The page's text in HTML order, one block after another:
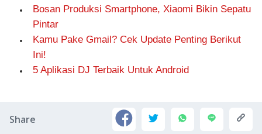
Bosan Produksi Smartphone, Xiaomi Bikin Sepatu
Pintar
Kamu Pake Gmail? Cek Update Penting Berikut
Ini!
5 Aplikasi DJ Terbaik Untuk Android
Share